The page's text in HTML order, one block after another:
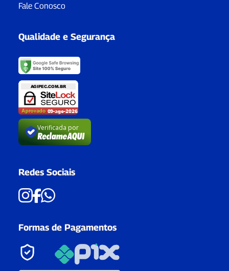
Fale Conosco
Qualidade e Segurança
Verificada por
Redes Sociais
Formas de Pagamentos